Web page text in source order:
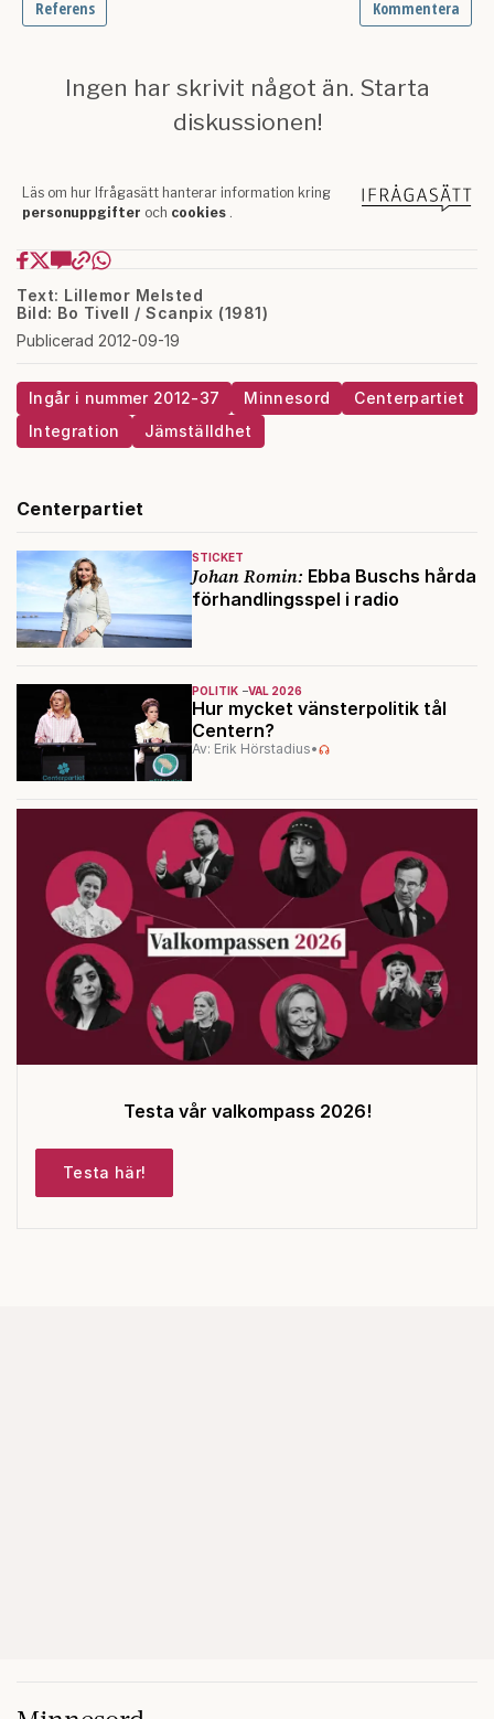
Text: Lillemor Melsted
Bild: Bo Tivell / Scanpix (1981)
Publicerad 2012-09-19
Ingår i nummer 2012-37 Minnesord
Centerpartiet
Integration
Jämställdhet
Centerpartiet
STICKET
Johan Romin: Ebba Buschs hårda
förhandlingsspel i radio
POLITIK VAL 2026
Hur mycket vänsterpolitik tål
Centern?
Av: Erik Hörstadius•
Testa vår valkompass 2026!
Testa här!